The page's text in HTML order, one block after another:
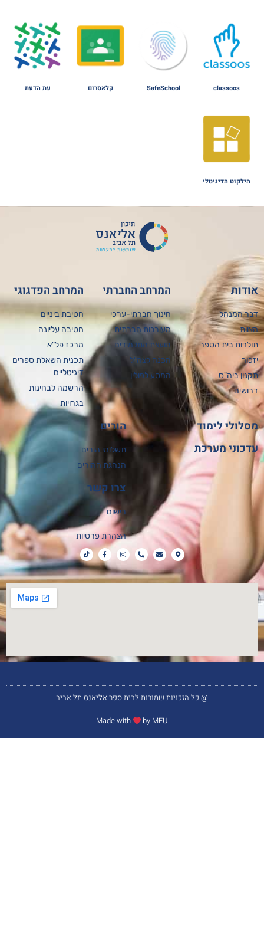
classoos
SafeSchool קלאסרום עת הדעת
הילקוט הדיגיטלי
המנהל
בית הספר
ביה"ס
המרחב החברתי
חינוך חברתי-ערכי
מעורבות חברתית
מועצת התלמידים
הכנה לצה"ל
המסע לפולין
המרחב הפדגוגי
חטיבת ביניים
חטיבה עליונה
מרכז פל"א
תכנית השאלת ספרים
דיגיטליים
הרשמה לבחינות
בגרויות
לימוד
מערכת
הורים
תשלומי הורים
הנהגת ההורים
צרו קשר
רישום
הצהרת פרטיות
@ כל הזכויות שמורות לבית ספר אליאנס תל אביב
Made with by MFU​​